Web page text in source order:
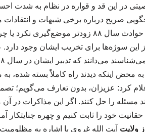
در این قد و قواره در نظام به شدت
صریح درباره برخی شبهات و
و گفت: گاهی خرده می‌گیرند که چرا ایشان در حوادث
این سوژه‌ها برای تخریب ایشان وجود
اینکه دیدند راه کاملاً بسته شده، به
کرد: عزیزان، بدون تعارف می‌گویم؛
مسئله را حل کنند. اگر این مذاکرات در
خود را ثابت کنیم و چهره جنایتکار
ولایت آیت الله غروی با اشاره به